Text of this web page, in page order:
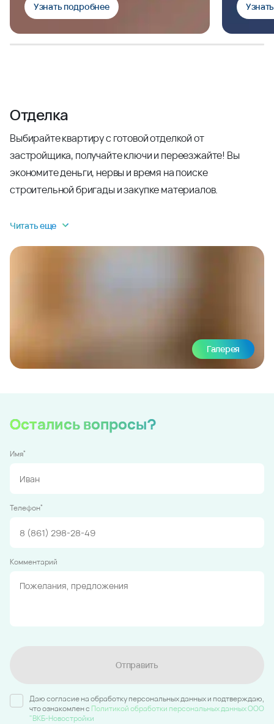
Узнать подробнее
Отделка
Выбирайте квартиру с готовой отделкой от
застройщика, получайте ключи и переезжайте! Вы
экономите деньги, нервы и время на поиске
строительной бригады и закупке материалов.
Читать еще
Галерея
Остались вопросы?
Имя*
Телефон*
Комментарий
Отправить
Даю согласие на обработку персональных данных и подтверждаю,
что ознакомлен c Политикой обработки персональных данных ООО
"ВКБ-Новостройки